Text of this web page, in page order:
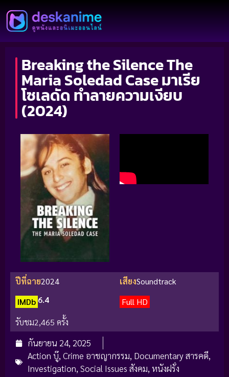
Breaking the Silence The
Maria Soledad Case มาเรีย
โซเลดัด ทำลายความเงียบ
(2024)
ปีที่ฉาย2024 เสียงSoundtrack
IMDb 6.4
Full HD
รับชม2,465 ครั้ง
กันยายน 24, 2025
Action บู๊, Crime อาชญากรรม, Documentary สารคดี,
Investigation, Social Issues สังคม, หนังฝรั่ง